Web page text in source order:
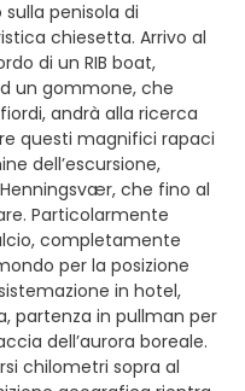
penisola di
chiesetta. Arrivo al
di un RIB boat,
un gommone, che
andrà alla ricerca
questi magnifici rapaci
dell’escursione,
che fino al
Particolarmente
completamente
per la posizione
in hotel,
partenza in pullman per
dell’aurora boreale.
chilometri sopra al